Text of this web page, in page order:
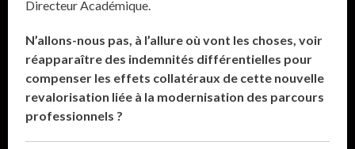
Directeur Académique.
N’allons-nous pas, à l’allure où vont les choses, voir
réapparaître des indemnités différentielles pour
compenser les effets collatéraux de cette nouvelle
revalorisation liée à la modernisation des parcours
professionnels ?